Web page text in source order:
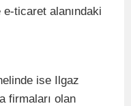
ticaret alanındaki
ise Ilgaz
firmaları olan